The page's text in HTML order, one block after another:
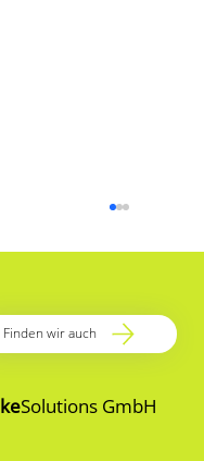
Finden wir auch
keSolutions GmbH